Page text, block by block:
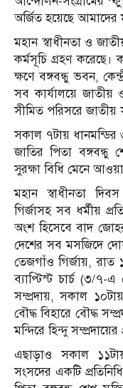
অর্জিত হয়েছে আমাদের
মহান স্বাধীনতা ও
কর্মসূচি গ্রহণ করেছে।
ক্ষণে বঙ্গবন্ধু ভবন,
সব কার্যালয়ে
সীমিত পরিসরে জাতীয়
সকাল ৭টায় ধানমন্ডির
জাতির পিতা বঙ্গবন্ধু
সুরক্ষা বিধি মেনে
মহান স্বাধীনতা
গির্জাসহ সব ধর্মীয়
অংশ হিসেবে বাদ
দেশের সব মসজিদে
তেজগাঁও গির্জায়, রাত
ব্যাপ্টিস্ট চার্চ (৩/৭-এ
সম্প্রদায়, সকাল
বৌদ্ধ বিহারে বৌদ্ধ
মন্দিরে হিন্দু
এছাড়াও সকাল ১১টায়
সংসদের একটি